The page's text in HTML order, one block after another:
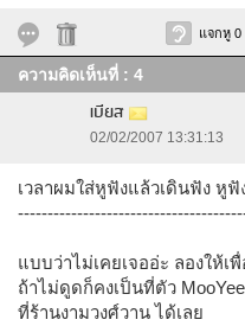
แจกหู 0
ความคิดเห็นที่ : 4
เบียส
02/02/2007 13:31:13
เวลาผมใส่หูฟังแล้วเดินฟัง หู
แบบว่าไม่เคยเจออ่ะ ลองให้
ถ้าไม่ดูดก็คงเป็นที่ตัว
ที่ร้านงามวงศ์วาน ได้เลย